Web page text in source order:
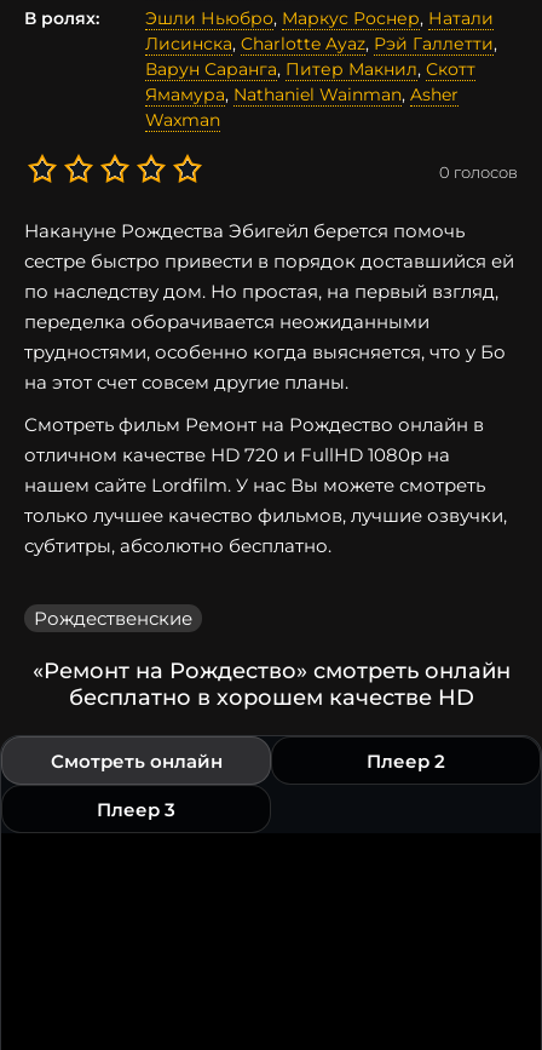
В ролях:
Эшли Ньюбро, Маркус Роснер, Натали
Лисинска, Charlotte Ayaz, Рэй Галлетти,
Варун Саранга, Питер Макнил, Скотт
Ямамура, Nathaniel Wainman, Asher
Waxman
0 голосов
Накануне Рождества Эбигейл берется помочь
сестре быстро привести в порядок доставшийся ей
по наследству дом. Но простая, на первый взгляд,
переделка оборачивается неожиданными
трудностями, особенно когда выясняется, что у Бо
на этот счет совсем другие планы.
Смотреть фильм Ремонт на Рождество онлайн в
отличном качестве HD 720 и FullHD 1080p на
нашем сайте Lordfilm. У нас Вы можете смотреть
только лучшее качество фильмов, лучшие озвучки,
субтитры, абсолютно бесплатно.
Рождественские
«Ремонт на Рождество» смотреть онлайн
бесплатно в хорошем качестве HD
Смотреть онлайн Плеер 2
Плеер 3